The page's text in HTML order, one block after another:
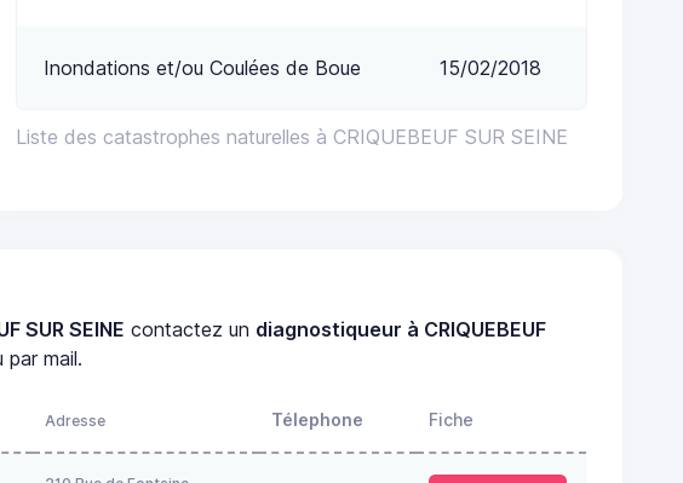
Liste des catastrophes naturelles à CRIQUEBEUF SUR SEINE
Inondations et/ou Coulées de Boue 15/02/2018
SUR SEINE contactez un diagnostiqueur à CRIQUEBEUF
mail.
Adresse Télephone Fiche